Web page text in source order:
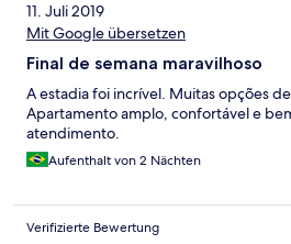
11. Juli 2019
Mit Google übersetzen
Final de semana maravilhoso
A estadia foi incrível. Muitas opções
Apartamento amplo, confortável e
atendimento.
Aufenthalt von 2 Nächten
Verifizierte Bewertung